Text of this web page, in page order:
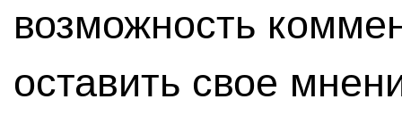
возможность
оставить свое